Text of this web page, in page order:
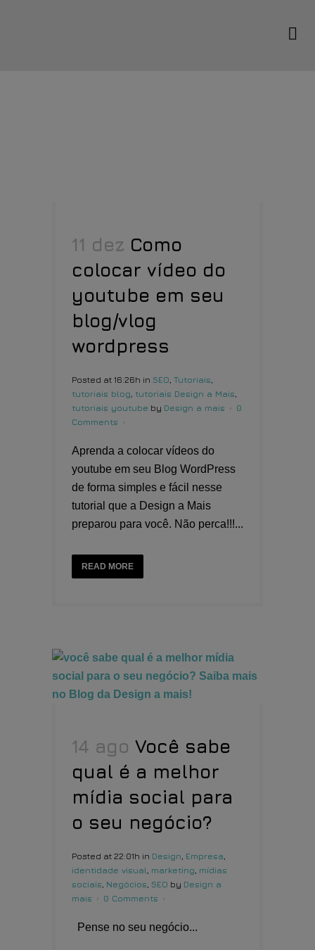
11 dez Como
colocar vídeo do
youtube em seu
blog/vlog
wordpress
Posted at 16:26h in SEO, Tutoriais,
tutoriais blog, tutoriais Design a Mais,
tutoriais youtube by Design a mais
0
Comments
Aprenda a colocar vídeos do
youtube em seu Blog WordPress
de forma simples e fácil nesse
tutorial que a Design a Mais
preparou para você. Não perca!!!...
READ MORE
14 ago Você sabe
qual é a melhor
mídia social para
o seu negócio?
Posted at 22:01h in Design, Empresa,
identidade visual, marketing, mídias
sociais, Negócios, SEO by Design a
mais
0 Comments
Pense no seu negócio...